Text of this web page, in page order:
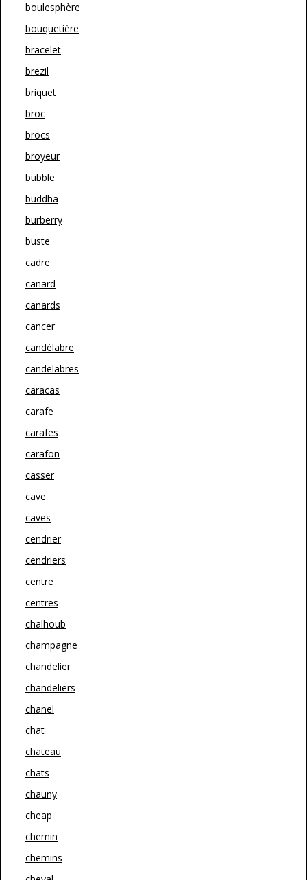
boulesphère
bouquetière
bracelet
brezil
briquet
broc
brocs
broyeur
bubble
buddha
burberry
buste
cadre
canard
canards
cancer
candélabre
candelabres
caracas
carafe
carafes
carafon
casser
cave
caves
cendrier
cendriers
centre
centres
chalhoub
champagne
chandelier
chandeliers
chanel
chat
chateau
chats
chauny
cheap
chemin
chemins